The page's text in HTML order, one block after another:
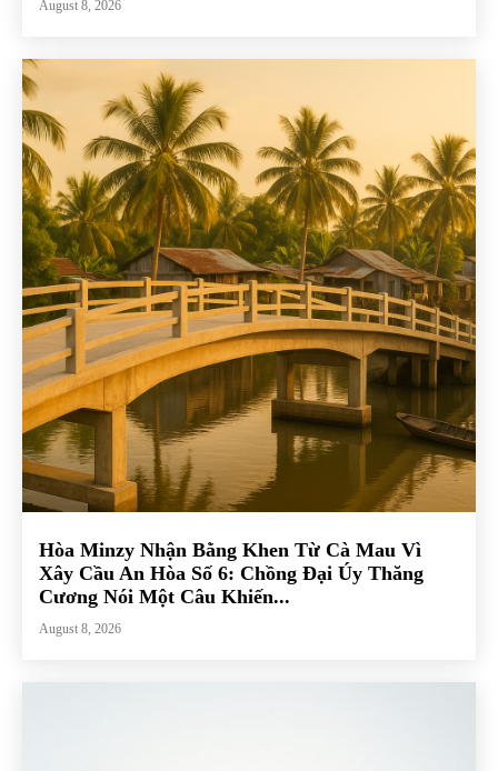
August 8, 2026
Hòa Minzy Nhận Bằng Khen Từ Cà Mau Vì
Xây Cầu An Hòa Số 6: Chồng Đại Úy Thăng
Cương Nói Một Câu Khiến...
August 8, 2026